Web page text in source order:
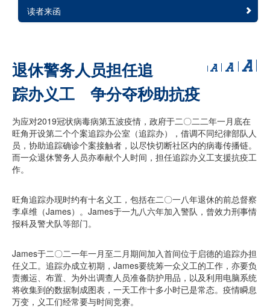
读者来函
退休警务人员担任追
踪办义工 争分夺秒助抗疫
为应对2019冠状病毒病第五波疫情，政府于二〇二二年一月底在
旺角开设第二个个案追踪办公室（追踪办），借调不同纪律部队人
员，协助追踪确诊个案接触者，以尽快切断社区内的病毒传播链。
而一众退休警务人员亦奉献个人时间，担任追踪办义工支援抗疫工
作。
旺角追踪办现时约有十名义工，包括在二〇一八年退休的前总督察
李卓维（James）。James于一九八六年加入警队，曾效力刑事情
报科及警犬队等部门。
James于二〇二一年一月至二月期间加入首间位于启德的追踪办担
任义工。追踪办成立初期，James要统筹一众义工的工作，亦要负
责搬运、布置、为外出调查人员准备防护用品，以及利用电脑系统
将收集到的数据制成图表，一天工作十多小时已是常态。疫情瞬息
万变，义工们经常要与时间竞赛。